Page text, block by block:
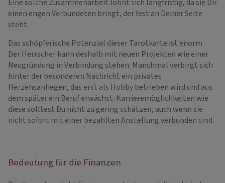
Eine solche Zusammenarbeit lohnt sich langfristig, da sie Dir
einen engen Verbündeten bringt, der fest an Deiner Seite
steht.
Das schöpferische Potenzial dieser Tarotkarte ist enorm.
Der Herrscher kann deshalb mit neuen Projekten wie einer
Neugründung in Verbindung stehen. Manchmal verbirgt sich
hinter der besonderen Nachricht ein privates
Herzensanliegen, das erst als Hobby betrieben wird und aus
dem später ein Beruf erwächst. Karrieremöglichkeiten wie
diese solltest Du nicht zu gering schätzen, auch wenn sie
nicht sofort mit einer bezahlten Anstellung verbunden sind.
Bedeutung für die Finanzen